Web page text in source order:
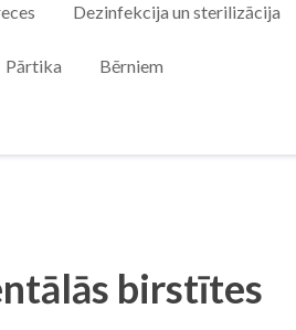
Dezinfekcija un sterilizācija
Pārtika Bērniem
birstītes